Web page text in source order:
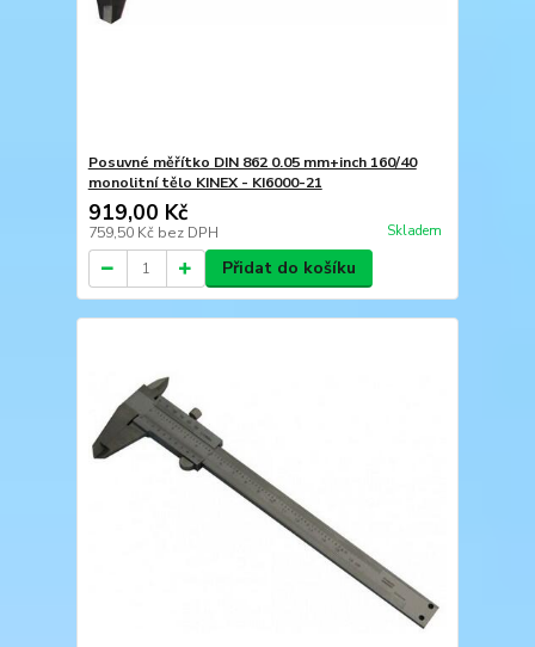
Posuvné měřítko DIN 862 0.05 mm+inch 160/40
monolitní tělo KINEX - KI6000-21
919,00 Kč
759,50 Kč bez DPH Skladem
Přidat do košíku